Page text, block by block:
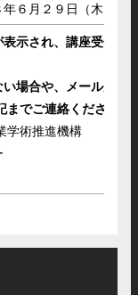
６月２９日（木）
示され、講座受付自
場合や、メールが
でご連絡ください。
学術推進機構